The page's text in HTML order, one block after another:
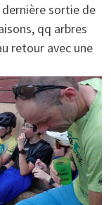
sortie de
qq arbres
retour avec une